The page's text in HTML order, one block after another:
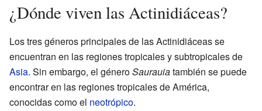
¿Dónde viven las Actinidiáceas?
Los tres géneros principales de las Actinidiáceas se
encuentran en las regiones tropicales y subtropicales de
Asia. Sin embargo, el géneroSaurauiatambién se puede
encontrar en las regiones tropicales de América,
conocidas como el neotrópico.